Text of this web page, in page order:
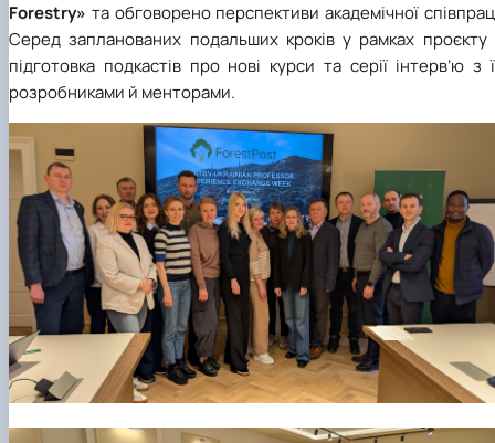
Forestry» та обговорено перспективи академічної
Серед запланованих подальших кроків у рамках проєкту
підготовка подкастів про нові курси та серії інтерв’ю з
розробниками й менторами.